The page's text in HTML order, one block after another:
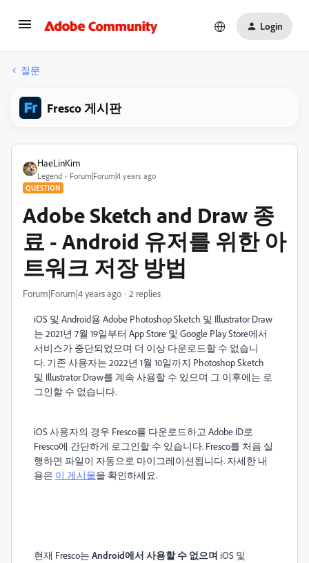
Login
질문
Fresco 게시판
HaeLinKim
Legend Forum|Forum|4 years ago
QUESTION
Adobe Sketch and Draw 종
료 - Android 유저를 위한 아
트워크 저장 방법
Forum|Forum|4 years ago 2 replies
iOS 및 Android용 Adobe Photoshop Sketch 및 Illustrator Draw
는 2021년 7월 19일부터 App Store 및 Google Play Store에서
서비스가 중단되었으며 더 이상 다운로드할 수 없습니
다. 기존 사용자는 2022년 1월 10일까지 Photoshop Sketch
및 Illustrator Draw를 계속 사용할 수 있으며 그 이후에는 로
그인할 수 없습니다.
iOS 사용자의 경우 Fresco를 다운로드하고 Adobe ID로
Fresco에 간단하게 로그인할 수 있습니다. Fresco를 처음 실
행하면 파일이 자동으로 마이그레이션됩니다. 자세한 내
용은 이 게시물을 확인하세요.
현재 Fresco는 Android에서 사용할 수 없으며 iOS 및